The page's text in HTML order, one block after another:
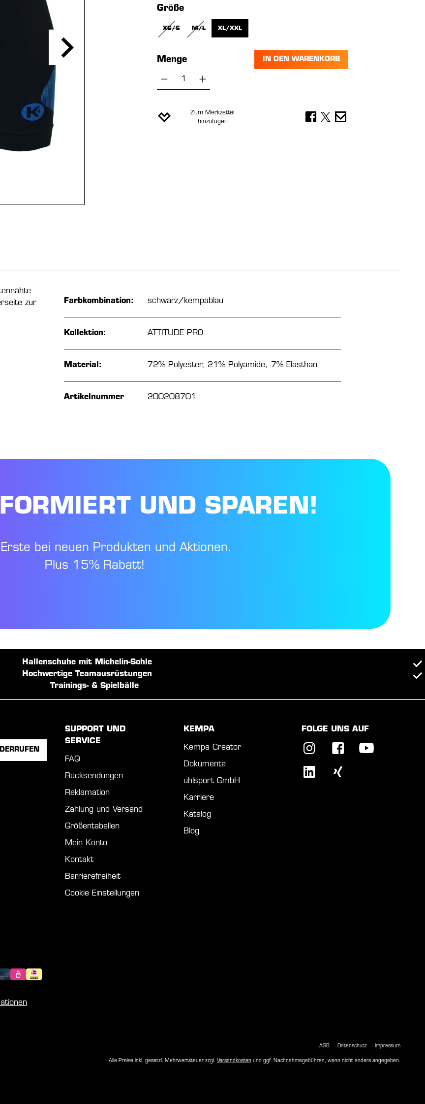
Größeauswählen
XS/S
(DIESE OPTION IST ZURZEIT NICHT VERFÜGBAR.)
M/L XL/XXL
Menge
Produkt Anzahl: Gib den gewünschten Wert
IN DEN WARENKORB
Zum Merkzettel
hinzufügen
zur
Farbkombination: schwarz/kempablau
Kollektion: ATTITUDE PRO
Material: 72% Polyester, 21% Polyamide, 7% Elasthan
Artikelnummer 200208701
UND SPAREN!
bei neuen Produkten und Aktionen.
Plus 15% Rabatt!
Hallenschuhe mit Michelin-Sohle
Hochwertige Teamausrüstungen
Trainings- & Spielbälle
SUPPORT UND
SERVICE
FAQ
Rücksendungen
Reklamation
Zahlung und Versand
Größentabellen
Mein Konto
Kontakt
Barrierefreiheit
Cookie Einstellungen
KEMPA
Kempa Creator
Dokumente
uhlsport GmbH
Karriere
Katalog
Blog
FOLGE UNS AUF
AGB Datenschutz Impressum
Alle Preise inkl. gesetzl. Mehrwertsteuer zzgl. Versandkosten und ggf. Nachnahmegebühren, wenn nicht anders angegeben.